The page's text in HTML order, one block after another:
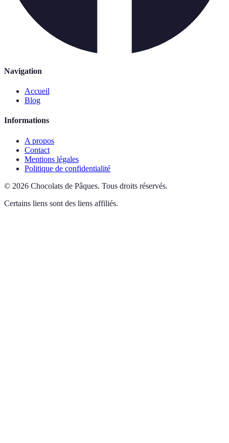
Navigation
Accueil
Blog
Informations
A propos
Contact
Mentions légales
Politique de confidentialité
© 2026 Chocolats de Pâques. Tous droits réservés.
Certains liens sont des liens affiliés.